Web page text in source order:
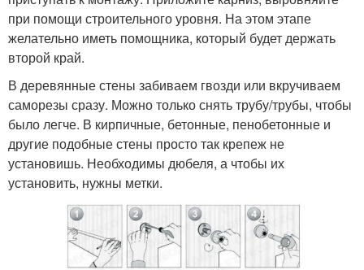
при помощи строительного уровня. На этом этапе
желательно иметь помощника, который будет держать
второй край.
В деревянные стены забиваем гвозди или вкручиваем
саморезы сразу. Можно только снять трубу/трубы, чтобы
было легче. В кирпичные, бетонные, пенобетонные и
другие подобные стены просто так крепеж не
установишь. Необходимы дюбеля, а чтобы их
установить, нужны метки.